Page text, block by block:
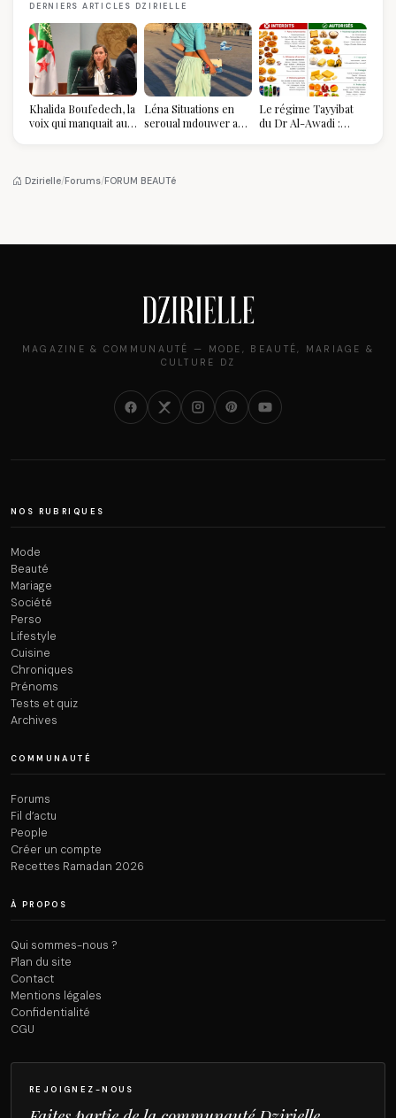
DERNIERS ARTICLES DZIRIELLE
Khalida Boufedech, la
voix qui manquait au
Léna Situations en
seroual mdouwer au
pièce mode de l'été
Le régime Tayyibat
du Dr Al-Awadi :
Dzirielle/Forums/FORUM BEAUTé
MAGAZINE & COMMUNAUTÉ — MODE, BEAUTÉ, MARIAGE &
CULTURE DZ
NOS RUBRIQUES
Mode
Beauté
Mariage
Société
Perso
Lifestyle
Cuisine
Chroniques
Prénoms
Tests et quiz
Archives
COMMUNAUTÉ
Forums
Fil d’actu
People
Créer un compte
Recettes Ramadan 2026
À PROPOS
Qui sommes-nous ?
Plan du site
Contact
Mentions légales
Confidentialité
CGU
REJOIGNEZ-NOUS